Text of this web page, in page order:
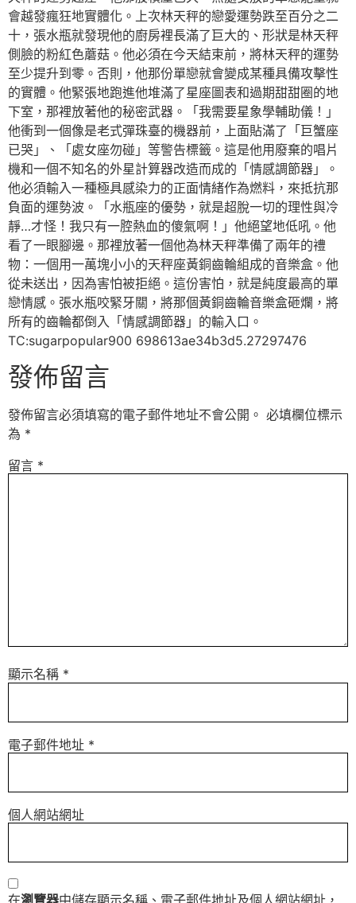
會越發瘋狂地實體化。上次林天秤的戀愛運勢跌至百分之二
十，張水瓶就發現他的廚房裡長滿了巨大的、形狀是林天秤
側臉的粉紅色蘑菇。他必須在今天結束前，將林天秤的運勢
至少提升到零。否則，他那份單戀就會變成某種具備攻擊性
的實體。他緊張地跑進他堆滿了星座圖表和過期甜甜圈的地
下室，那裡放著他的秘密武器。「我需要星象學輔助儀！」
他衝到一個像是老式彈珠臺的機器前，上面貼滿了「巨蟹座
已哭」、「處女座勿碰」等警告標籤。這是他用廢棄的唱片
機和一個不知名的外星計算器改造而成的「情感調節器」。
他必須輸入一種極具感染力的正面情緒作為燃料，來抵抗那
負面的運勢波。「水瓶座的優勢，就是超脫一切的理性與冷
靜…才怪！我只有一腔熱血的傻氣啊！」他絕望地低吼。他
看了一眼腳邊。那裡放著一個他為林天秤準備了兩年的禮
物：一個用一萬塊小小的天秤座黃銅齒輪組成的音樂盒。他
從未送出，因為害怕被拒絕。這份害怕，就是純度最高的單
戀情感。張水瓶咬緊牙關，將那個黃銅齒輪音樂盒砸爛，將
所有的齒輪都倒入「情感調節器」的輸入口。
TC:sugarpopular900 698613ae34b3d5.27297476
發佈留言
發佈留言必須填寫的電子郵件地址不會公開。 必填欄位標示
為 *
留言 *
顯示名稱 *
電子郵件地址 *
個人網站網址
在瀏覽器中儲存顯示名稱、電子郵件地址及個人網站網址，